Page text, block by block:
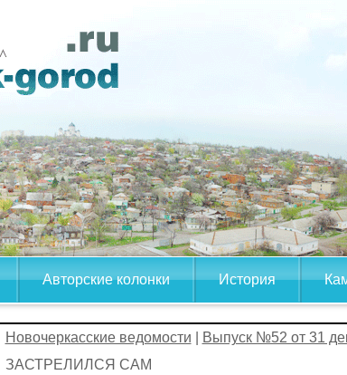
Авторские колонки История
Новочеркасские ведомости Выпуск №52 от 31
ЗАСТРЕЛИЛСЯ САМ